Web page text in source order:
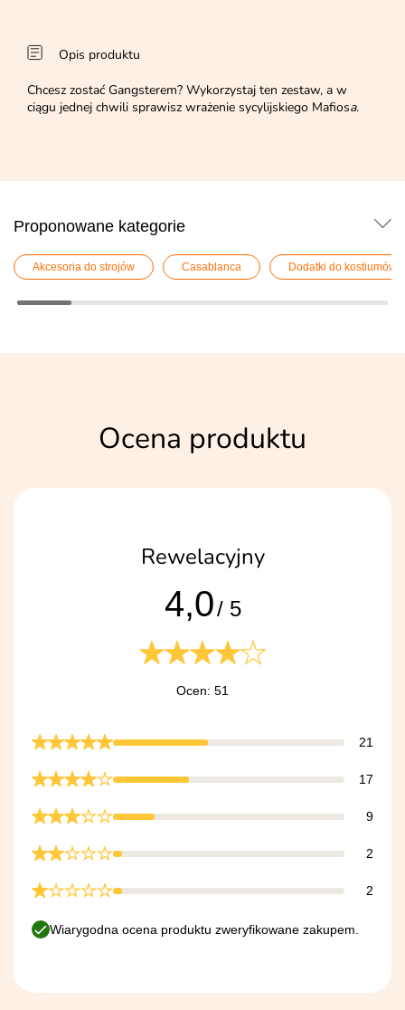
Opis produktu
Chcesz zostać Gangsterem? Wykorzystaj ten zestaw, a w
ciągu jednej chwili sprawisz wrażenie sycylijskiego Mafiosa.
Proponowane kategorie
Akcesoria do strojów Casablanca Dodatki do kostiumów
Ocena produktu
Rewelacyjny
4,0/ 5
Ocen: 51
21
17
9
2
2
Wiarygodna ocena produktu zweryfikowane zakupem.